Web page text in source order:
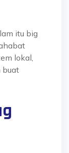
itu big
lokal,
buat